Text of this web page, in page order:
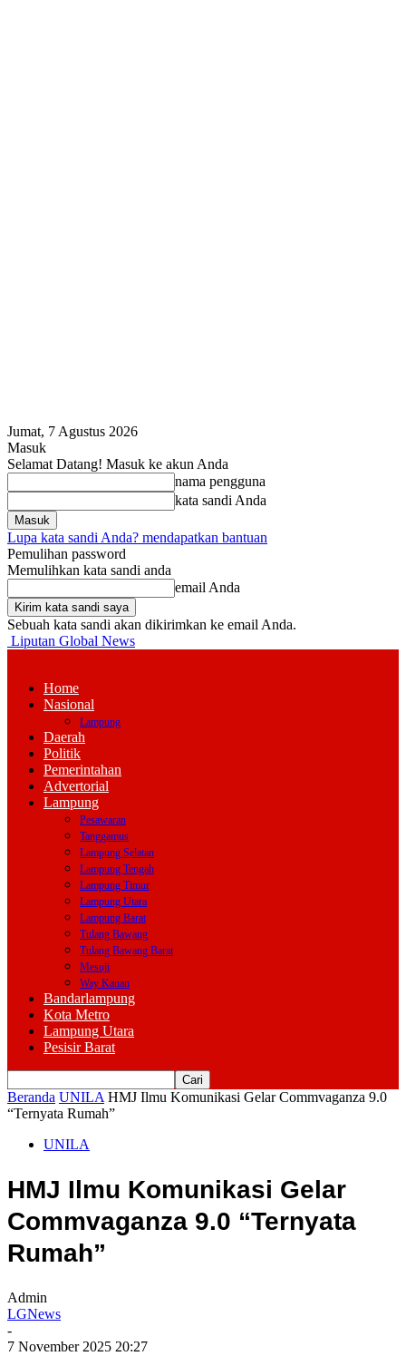
Jumat, 7 Agustus 2026
Masuk
Selamat Datang! Masuk ke akun Anda
nama pengguna
kata sandi Anda
Lupa kata sandi Anda? mendapatkan bantuan
Pemulihan password
Memulihkan kata sandi anda
email Anda
Sebuah kata sandi akan dikirimkan ke email Anda.
Liputan Global News
Home
Nasional
Lampung
Daerah
Politik
Pemerintahan
Advertorial
Lampung
Pesawaran
Tanggamus
Lampung Selatan
Lampung Tengah
Lampung Timur
Lampung Utara
Lampung Barat
Tulang Bawang
Tulang Bawang Barat
Mesuji
Way Kanan
Bandarlampung
Kota Metro
Lampung Utara
Pesisir Barat
Beranda UNILA HMJ Ilmu Komunikasi Gelar Commvaganza 9.0
“Ternyata Rumah”
UNILA
HMJ Ilmu Komunikasi Gelar
Commvaganza 9.0 “Ternyata
Rumah”
Admin
LGNews
-
7 November 2025 20:27